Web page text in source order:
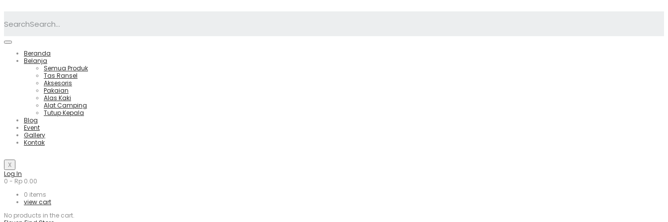
Search
Beranda
Belanja
Semua Produk
Tas Ransel
Aksesoris
Pakaian
Alas Kaki
Alat Camping
Tutup Kepala
Blog
Event
Gallery
Kontak
X
Log In
0 - Rp 0.00
0 items
view cart
No products in the cart.